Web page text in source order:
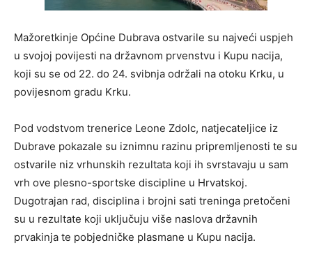
Mažoretkinje Općine Dubrava ostvarile su najveći uspjeh
u svojoj povijesti na državnom prvenstvu i Kupu nacija,
koji su se od 22. do 24. svibnja održali na otoku Krku, u
povijesnom gradu Krku.
Pod vodstvom trenerice Leone Zdolc, natjecateljice iz
Dubrave pokazale su iznimnu razinu pripremljenosti te su
ostvarile niz vrhunskih rezultata koji ih svrstavaju u sam
vrh ove plesno-sportske discipline u Hrvatskoj.
Dugotrajan rad, disciplina i brojni sati treninga pretočeni
su u rezultate koji uključuju više naslova državnih
prvakinja te pobjedničke plasmane u Kupu nacija.